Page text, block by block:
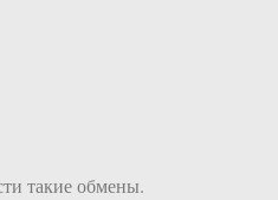
такие обмены.